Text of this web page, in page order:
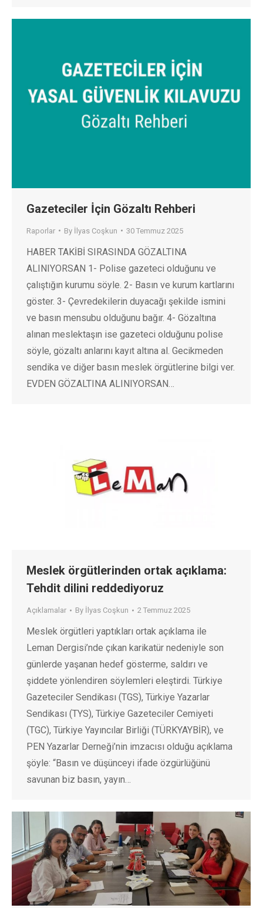
Gazeteciler İçin Gözaltı Rehberi
Raporlar By İlyas Coşkun 30 Temmuz 2025
HABER TAKİBİ SIRASINDA GÖZALTINA
ALINIYORSAN 1- Polise gazeteci olduğunu ve
çalıştığın kurumu söyle. 2- Basın ve kurum kartlarını
göster. 3- Çevredekilerin duyacağı şekilde ismini
ve basın mensubu olduğunu bağır. 4- Gözaltına
alınan meslektaşın ise gazeteci olduğunu polise
söyle, gözaltı anlarını kayıt altına al. Gecikmeden
sendika ve diğer basın meslek örgütlerine bilgi ver.
EVDEN GÖZALTINA ALINIYORSAN…
Meslek örgütlerinden ortak açıklama:
Tehdit dilini reddediyoruz
Açıklamalar By İlyas Coşkun 2 Temmuz 2025
Meslek örgütleri yaptıkları ortak açıklama ile
Leman Dergisi’nde çıkan karikatür nedeniyle son
günlerde yaşanan hedef gösterme, saldırı ve
şiddete yönlendiren söylemleri eleştirdi. Türkiye
Gazeteciler Sendikası (TGS), Türkiye Yazarlar
Sendikası (TYS), Türkiye Gazeteciler Cemiyeti
(TGC), Türkiye Yayıncılar Birliği (TÜRKYAYBİR), ve
PEN Yazarlar Derneği’nin imzacısı olduğu açıklama
şöyle: “Basın ve düşünceyi ifade özgürlüğünü
savunan biz basın, yayın…